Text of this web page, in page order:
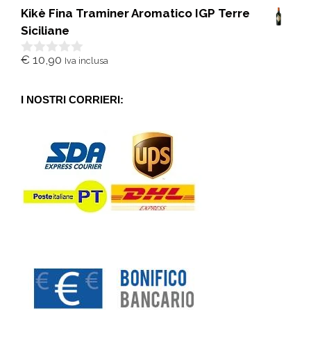
u
5
Kikè Fina Traminer Aromatico IGP Terre
Siciliane
0
5
€ 10,90 Iva inclusa
I NOSTRI CORRIERI: